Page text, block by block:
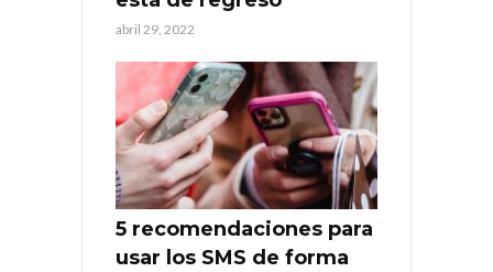
abril 29, 2022
5 recomendaciones para
usar los SMS de forma